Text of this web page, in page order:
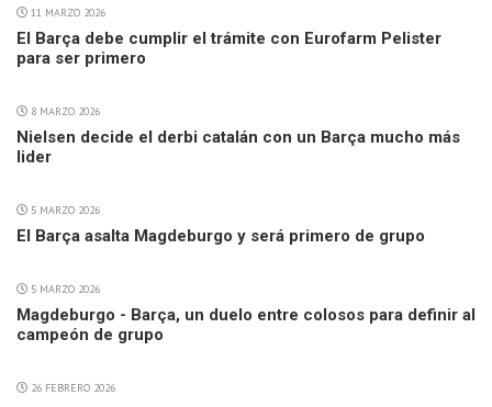
11 MARZO 2026
El Barça debe cumplir el trámite con Eurofarm Pelister
para ser primero
8 MARZO 2026
Nielsen decide el derbi catalán con un Barça mucho más
lider
5 MARZO 2026
El Barça asalta Magdeburgo y será primero de grupo
5 MARZO 2026
Magdeburgo - Barça, un duelo entre colosos para definir al
campeón de grupo
26 FEBRERO 2026